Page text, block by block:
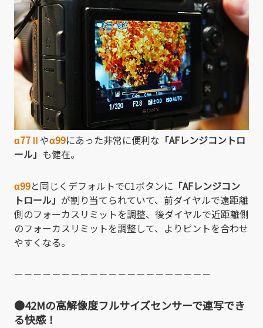
α77Ⅱやα99にあった非常に便利な 「AFレンジコントロ
ール」 も健在。
α99と同じくデフォルトでC1ボタンに 「AFレンジコン
トロール」 が割り当てられていて、前ダイヤルで遠距離
側のフォーカスリミットを調整、後ダイヤルで近距離側
のフォーカスリミットを調整して、よりピントを合わせ
やすくなる。
－－－－－－－－－－－－－－－－－－－－－
●42Mの高解像度フルサイズセンサーで連写でき
る快感！